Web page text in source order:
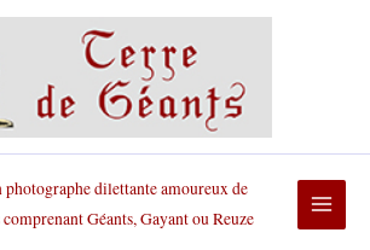
photographe dilettante amoureux de
Géants, Gayant ou Reuze